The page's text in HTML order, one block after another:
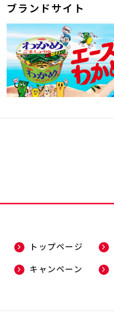
ブランドサイト
トップページ
キャンペーン